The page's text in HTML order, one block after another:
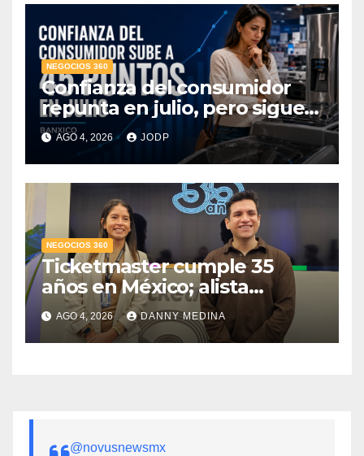
NEGOCIOS 360
Confianza del consumidor
repunta en julio, pero sigue
por debajo de 2025: Banxico
AGO 4, 2026 JODP
NEGOCIOS 360
Ticketmaster cumple 35
años en México; alista
apuesta por IA tras emitir 22
millones de boletos
AGO 4, 2026 DANNY MEDINA
@novusnewsmx